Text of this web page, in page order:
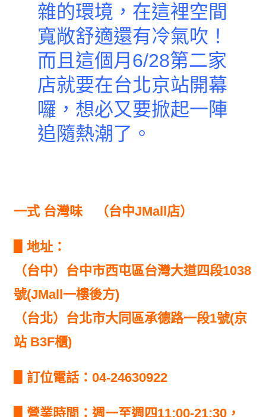
雜的環境，在這裡空間
寬敞舒適還有冷氣吹！
而且這個月6/28第二家
店就要在台北京站開幕
囉，想必又要掀起一陣
追隨熱潮了。
一式 台灣味 （台中JMall店）
▋地址：
（台中）台中市西屯區台灣大道四段1038
號(JMall一樓後方)
（台北）台北市大同區承德路一段1號(京
站 B3F櫃)
▋訂位電話：04-24630922
▋營業時間：週一至週四11:00-21:30，